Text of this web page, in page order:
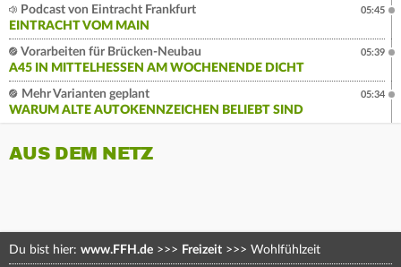
Podcast von Eintracht Frankfurt
EINTRACHT VOM MAIN
05:45
Vorarbeiten für Brücken-Neubau
A45 IN MITTELHESSEN AM WOCHENENDE DICHT
05:39
Mehr Varianten geplant
WARUM ALTE AUTOKENNZEICHEN BELIEBT SIND
05:34
AUS DEM NETZ
Du bist hier: www.FFH.de >>> Freizeit >>> Wohlfühlzeit